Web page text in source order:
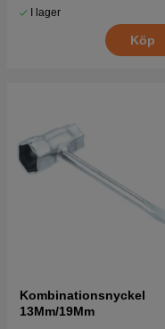
I lager
Köp
Kombinationsnyckel
13Mm/19Mm